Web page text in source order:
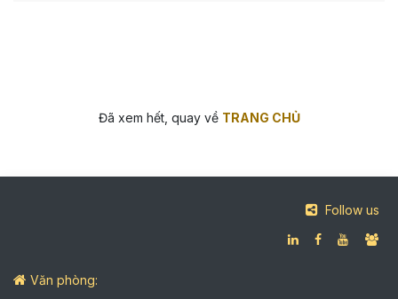
Đã xem hết, quay về TRANG CHỦ
Follow us
Văn phòng: